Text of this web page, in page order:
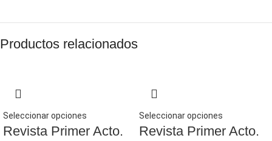
Productos relacionados
Seleccionar opciones
Revista Primer Acto.
Seleccionar opciones
Revista Primer Acto.